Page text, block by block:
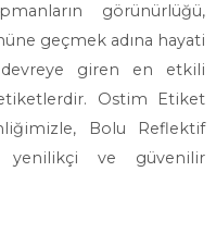
görünürlüğü,
geçmek adına hayati
giren en etkili
Ostim Etiket
Bolu Reflektif
yenilikçi ve güvenilir